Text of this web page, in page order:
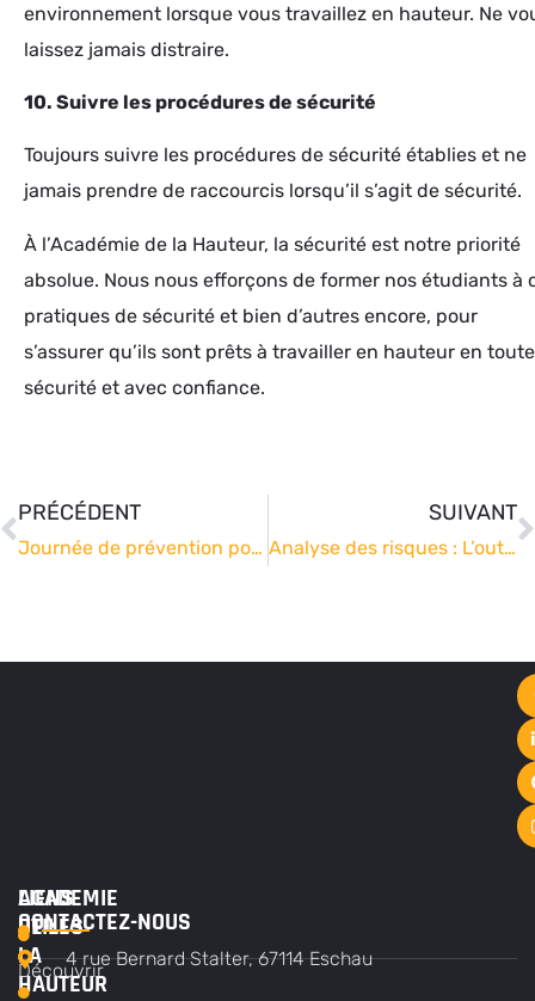
environnement lorsque vous travaillez en hauteur. Ne
laissez jamais distraire.
10. Suivre les procédures de sécurité
Toujours suivre les procédures de sécurité établies et ne
jamais prendre de raccourcis lorsqu’il s’agit de sécurité.
À l’Académie de la Hauteur, la sécurité est notre priorité
absolue. Nous nous efforçons de former nos étudiants à
pratiques de sécurité et bien d’autres encore, pour
s’assurer qu’ils sont prêts à travailler en hauteur en toute
sécurité et avec confiance.
PRÉCÉDENT
Journée de prévention pour notre partenaire Arkédia
SUIVANT
Analyse des risques : L’outil indispensable pour le travail en hauteur
ACADEMIE
DE
LA
HAUTEUR
LIENS
UTILES
Découvrir
CONTACTEZ-NOUS
4 rue Bernard Stalter, 67114 Eschau